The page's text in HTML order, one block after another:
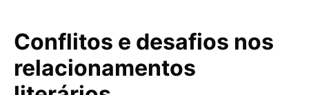
Conflitos e desafios nos
relacionamentos